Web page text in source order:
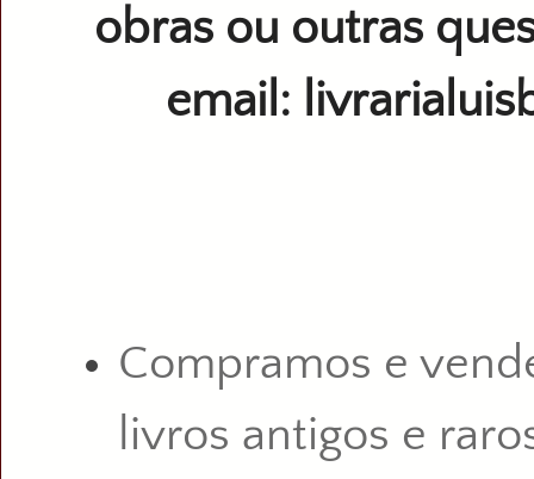
obras ou outras
email:
Compramos e
livros antigos e